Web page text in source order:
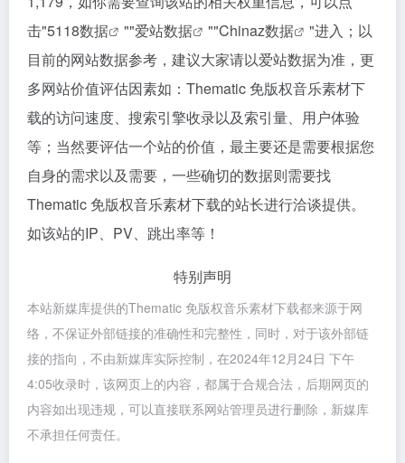
击"5118数据 ""爱站数据 ""Chinaz数据
"进入；以
目前的网站数据参考，建议大家请以爱站数据为准，更
多网站价值评估因素如：Thematic 免版权音乐素材下
载的访问速度、搜索引擎收录以及索引量、用户体验
等；当然要评估一个站的价值，最主要还是需要根据您
自身的需求以及需要，一些确切的数据则需要找
Thematic 免版权音乐素材下载的站长进行洽谈提供。
如该站的IP、PV、跳出率等！
特别声明
本站新媒库提供的Thematic 免版权音乐素材下载都来源于网
络，不保证外部链接的准确性和完整性，同时，对于该外部链
接的指向，不由新媒库实际控制，在2024年12月24日 下午
4:05收录时，该网页上的内容，都属于合规合法，后期网页的
内容如出现违规，可以直接联系网站管理员进行删除，新媒库
不承担任何责任。